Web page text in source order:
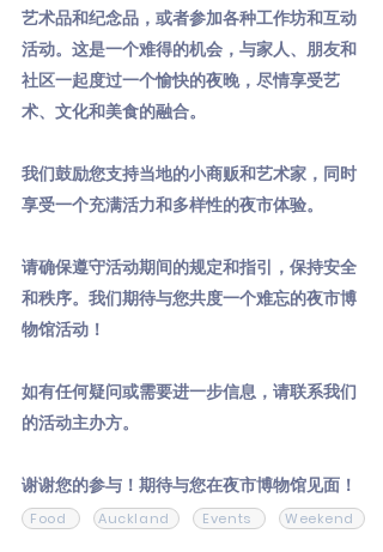
艺术品和纪念品，或者参加各种工作坊和互动
活动。这是一个难得的机会，与家人、朋友和
社区一起度过一个愉快的夜晚，尽情享受艺
术、文化和美食的融合。
我们鼓励您支持当地的小商贩和艺术家，同时
享受一个充满活力和多样性的夜市体验。
请确保遵守活动期间的规定和指引，保持安全
和秩序。我们期待与您共度一个难忘的夜市博
物馆活动！
如有任何疑问或需要进一步信息，请联系我们
的活动主办方。
谢谢您的参与！期待与您在夜市博物馆见面！
Food Auckland Events Weekend